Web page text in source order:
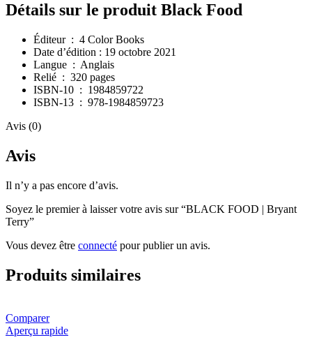
Détails sur le produit Black Food
Éditeur ‏ : ‎ 4 Color Books
Date d’édition : 19 octobre 2021
Langue ‏ : ‎ Anglais
Relié ‏ : ‎ 320 pages
ISBN-10 ‏ : ‎ 1984859722
ISBN-13 ‏ : ‎ 978-1984859723
Avis (0)
Avis
Il n’y a pas encore d’avis.
Soyez le premier à laisser votre avis sur “BLACK FOOD | Bryant
Terry”
Vous devez être connecté pour publier un avis.
Produits similaires
Comparer
Aperçu rapide